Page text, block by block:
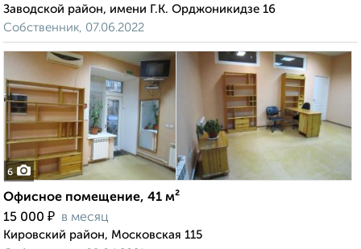
Заводской район, имени Г.К. Орджоникидзе 16
Собственник, 07.06.2022
6
Офисное помещение, 41 м²
15 000 ₽ в месяц
Кировский район, Московская 115